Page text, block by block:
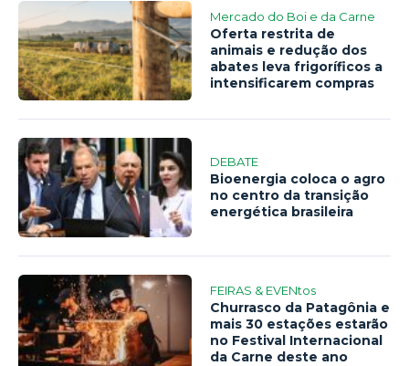
Mercado do Boi e da Carne
Oferta restrita de
animais e redução dos
abates leva frigoríficos a
intensificarem compras
DEBATE
Bioenergia coloca o agro
no centro da transição
energética brasileira
FEIRAS & EVENtos
Churrasco da Patagônia e
mais 30 estações estarão
no Festival Internacional
da Carne deste ano